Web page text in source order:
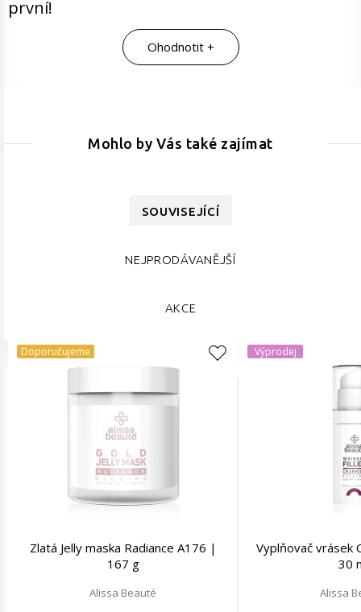
první!
Ohodnotit +
Mohlo by Vás také zajímat
SOUVISEJÍCÍ
NEJPRODÁVANĚJŠÍ
AKCE
Doporučujeme
Zlatá Jelly maska Radiance A176 |
167 g
Alissa Beauté
Výprodej
Vyplňovač vrásek
30
Alissa